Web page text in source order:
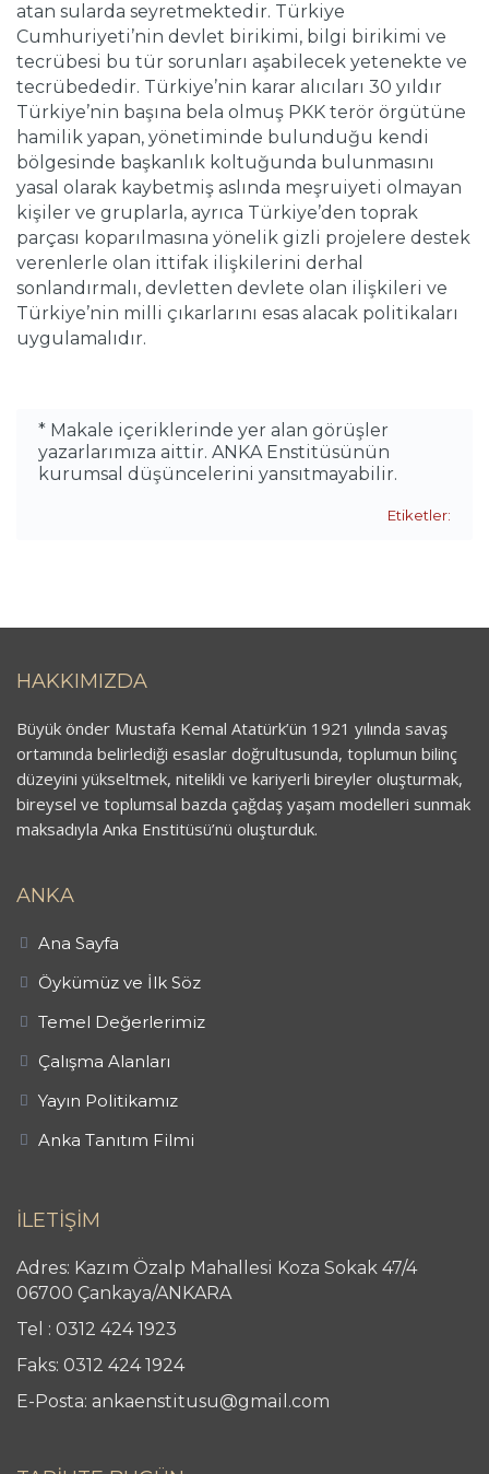
atan sularda seyretmektedir. Türkiye
Cumhuriyeti’nin devlet birikimi, bilgi birikimi ve
tecrübesi bu tür sorunları aşabilecek yetenekte ve
tecrübededir. Türkiye’nin karar alıcıları 30 yıldır
Türkiye’nin başına bela olmuş PKK terör örgütüne
hamilik yapan, yönetiminde bulunduğu kendi
bölgesinde başkanlık koltuğunda bulunmasını
yasal olarak kaybetmiş aslında meşruiyeti olmayan
kişiler ve gruplarla, ayrıca Türkiye’den toprak
parçası koparılmasına yönelik gizli projelere destek
verenlerle olan ittifak ilişkilerini derhal
sonlandırmalı, devletten devlete olan ilişkileri ve
Türkiye’nin milli çıkarlarını esas alacak politikaları
uygulamalıdır.
* Makale içeriklerinde yer alan görüşler
yazarlarımıza aittir. ANKA Enstitüsünün
kurumsal düşüncelerini yansıtmayabilir.
Etiketler:
HAKKIMIZDA
Büyük önder Mustafa Kemal Atatürk’ün 1921 yılında savaş
ortamında belirlediği esaslar doğrultusunda, toplumun bilinç
düzeyini yükseltmek, nitelikli ve kariyerli bireyler oluşturmak,
bireysel ve toplumsal bazda çağdaş yaşam modelleri sunmak
maksadıyla Anka Enstitüsü’nü oluşturduk.
ANKA
Ana Sayfa
Öykümüz ve İlk Söz
Temel Değerlerimiz
Çalışma Alanları
Yayın Politikamız
Anka Tanıtım Filmi
İLETİŞİM
Adres: Kazım Özalp Mahallesi Koza Sokak 47/4
06700 Çankaya/ANKARA
Tel : 0312 424 1923
Faks: 0312 424 1924
E-Posta: ankaenstitusu@gmail.com